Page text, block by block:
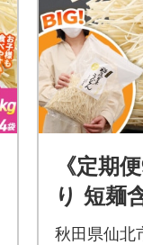
《定期
り 短麺
ん
秋田県仙北